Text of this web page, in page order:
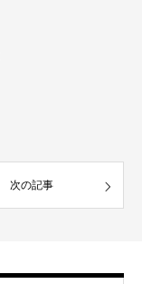
次の記事